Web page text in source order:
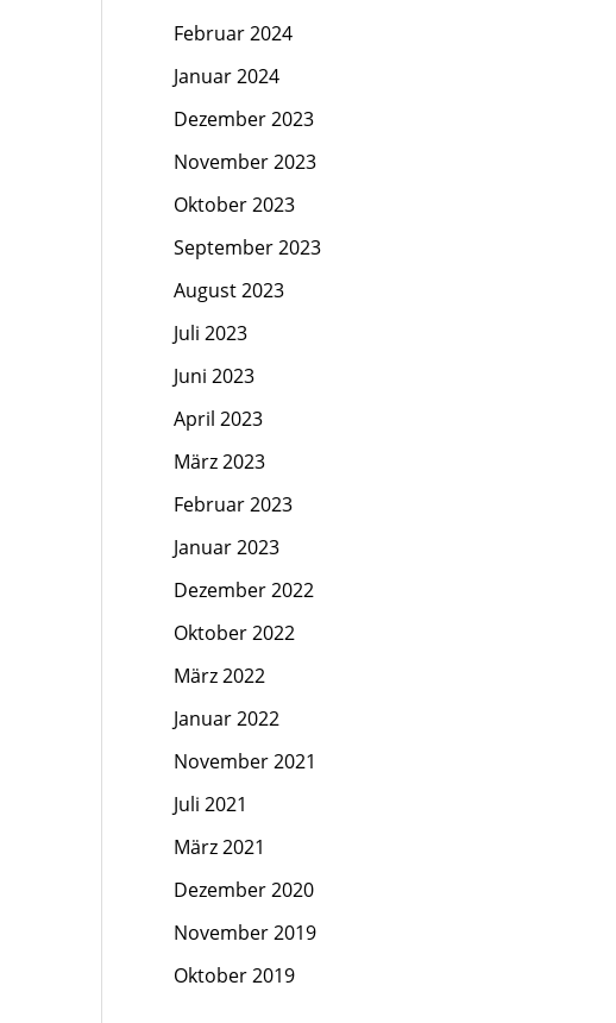
Februar 2024
Januar 2024
Dezember 2023
November 2023
Oktober 2023
September 2023
August 2023
Juli 2023
Juni 2023
April 2023
März 2023
Februar 2023
Januar 2023
Dezember 2022
Oktober 2022
März 2022
Januar 2022
November 2021
Juli 2021
März 2021
Dezember 2020
November 2019
Oktober 2019